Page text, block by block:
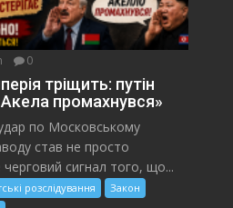
0
тріщить: путін
промахнувся»
по Московському
став не просто
сигнал того, що...
розслідування
Закон